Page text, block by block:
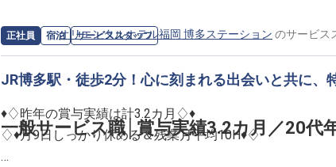
正社員 宿泊 サービススタッフ
一般サービス職│賞与実績3.2カ月／20代
求人情報：オリエンタルホテル福岡 博多ステーション のサービス
JR博多駅・徒歩2分！心に刻まれる出会いと共に、
♦♢昨年の賞与実績は計3.2カ月♢♦
♢♦月9日しっかり休める＆残業月平均10H♦♢